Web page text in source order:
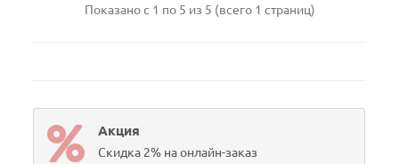
Показано с 1 по 5 из 5 (всего 1 страниц)
Акция
Скидка 2% на онлайн-заказ